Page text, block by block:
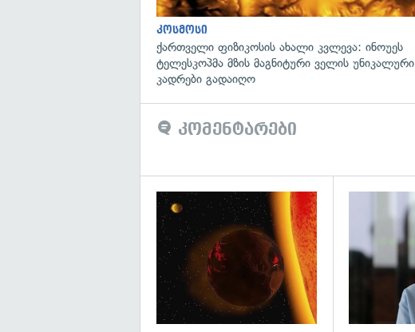
კოსმოსი
ქართველი ფიზიკოსის ახალი კვლევა: ინოუეს
ტელესკოპმა მზის მაგნიტური ველის უნიკალური
კადრები გადაიღო
კომენტარები